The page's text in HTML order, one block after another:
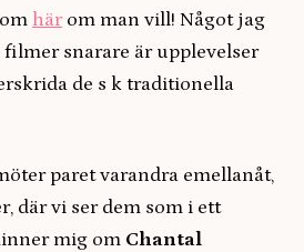
härom man vill! Något jag
snarare är upplevelser
de s k traditionella
paret varandra emellanåt,
där vi ser dem som i ett
mig om Chantal